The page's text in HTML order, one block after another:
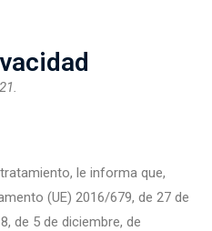
le informa que,
(UE) 2016/679, de 27 de
de 5 de diciembre, de